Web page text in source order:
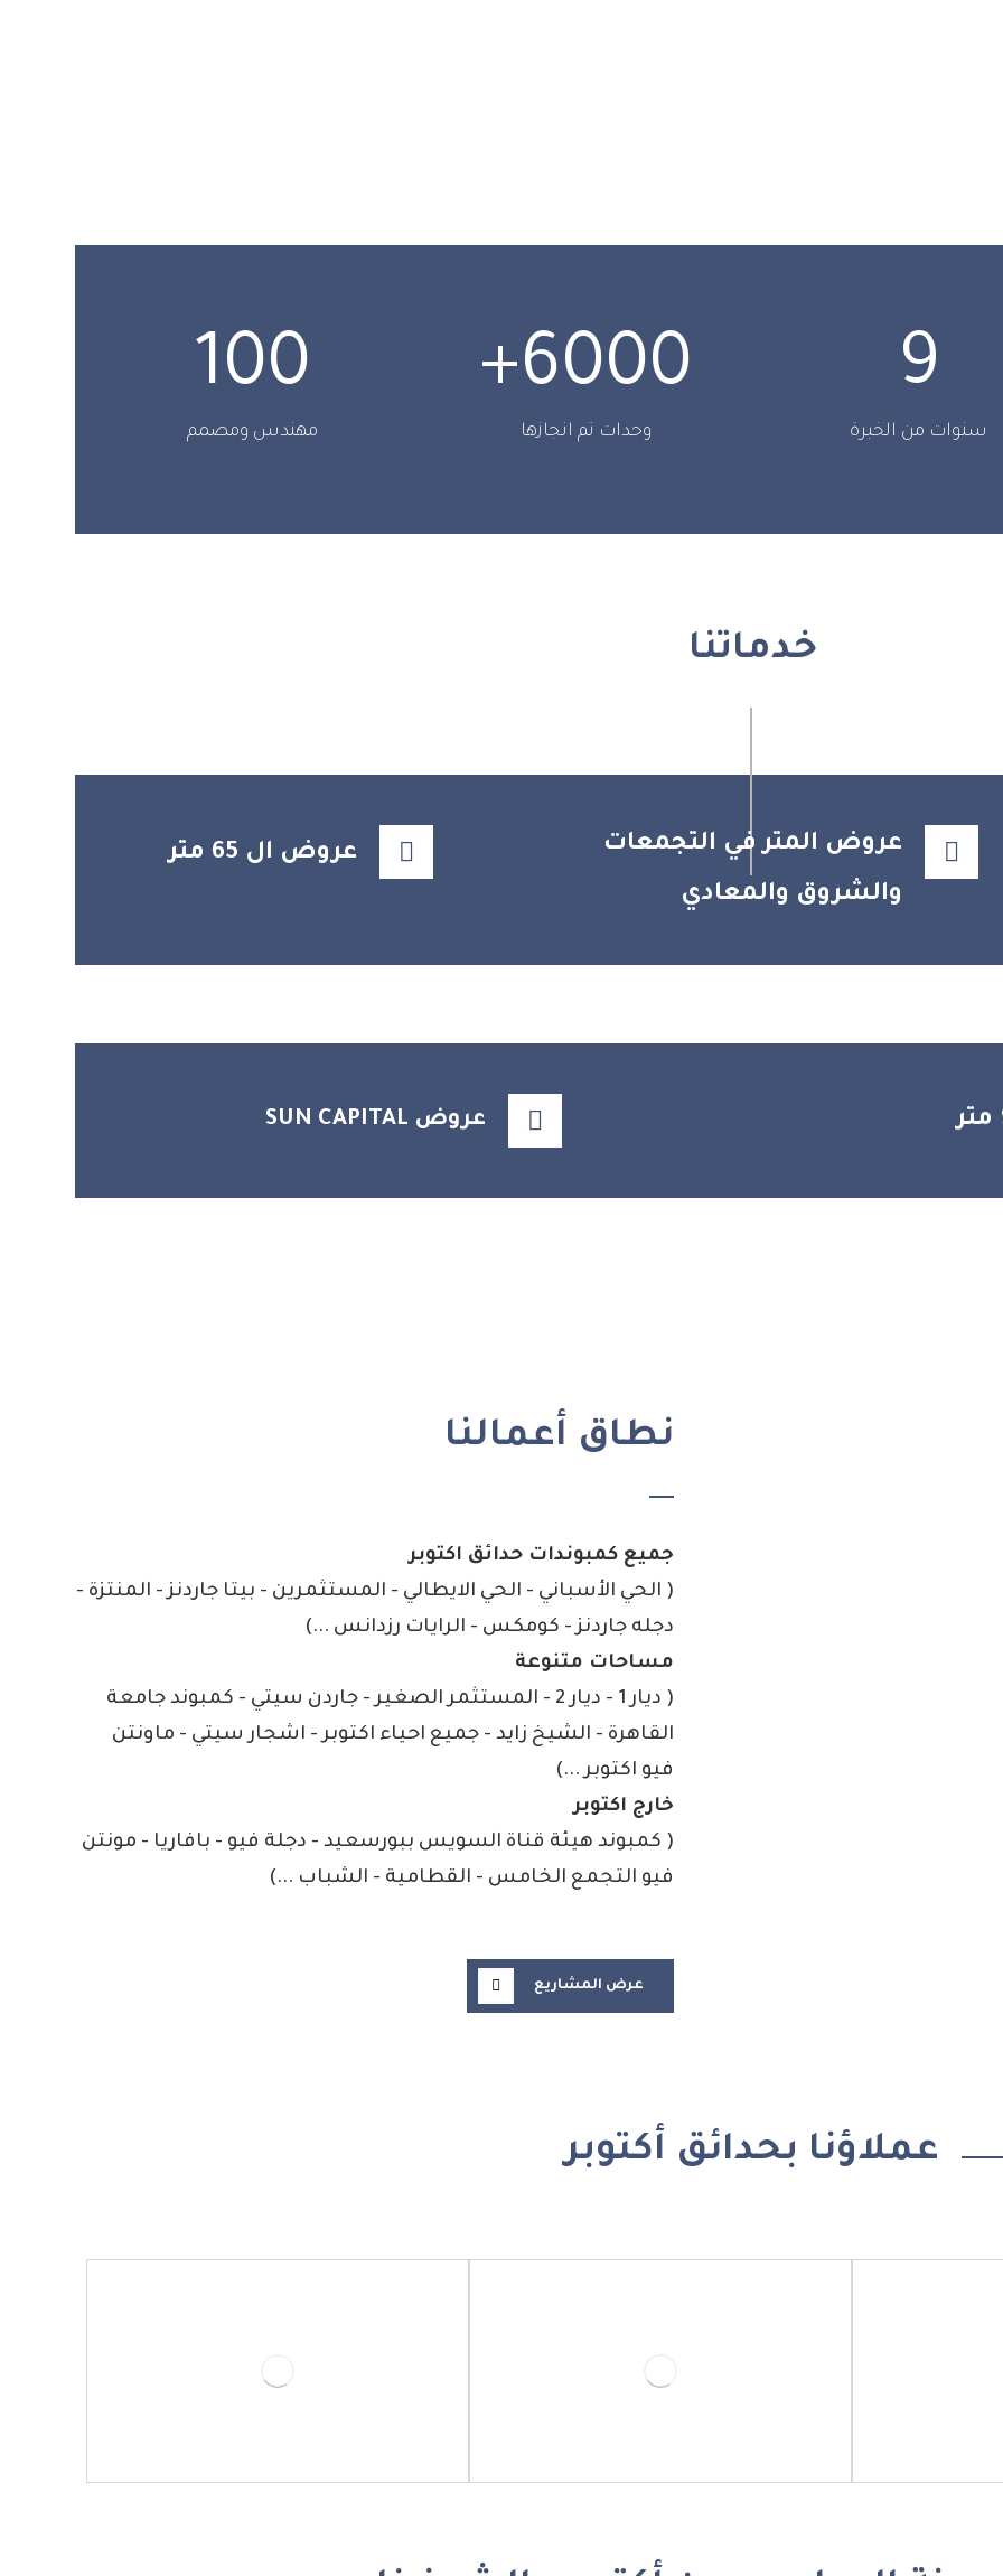
9
سنوات من الخبرة
6000
+
وحدات تم انجازها
100
مهندس ومصمم
خدماتنا
عروض المتر في التجمعات
والشروق والمعادي
عروض ال 65 متر
عروض SUN CAPITAL
نطاق أعمالنا
جميع كمبوندات حدائق اكتوبر
( الحي الأسباني - الحي الايطالي - المستثمرين - بيتا جاردنز - المنتزة -
دجله جاردنز - كومكس - الرايات رزدانس ...)
مساحات متنوعة
( ديار 1 - ديار 2 - المستثمر الصغير - جاردن سيتي - كمبوند جامعة
القاهرة - الشيخ زايد - جميع احياء اكتوبر - اشجار سيتي - ماونتن
فيو اكتوبر ...)
خارج اكتوبر
( كمبوند هيئة قناة السويس ببورسعيد - دجلة فيو - بافاريا - مونتن
فيو التجمع الخامس - القطامية - الشباب ...)
عرض المشاريع
عملاؤنا بحدائق أكتوبر